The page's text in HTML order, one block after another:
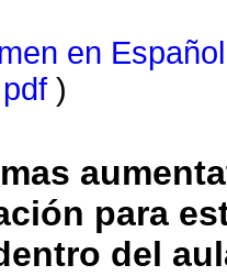
en Español
pdf )
para
del